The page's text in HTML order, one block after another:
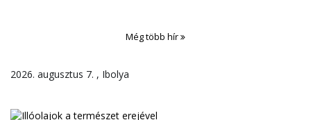
Még több hír
2026. augusztus 7. , Ibolya